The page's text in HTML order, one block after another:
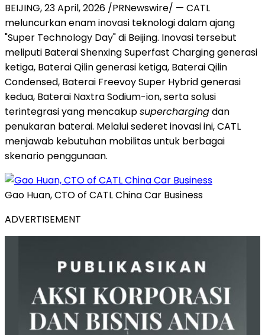
BEIJING,23 April, 2026 /PRNewswire/ — CATL
meluncurkan enam inovasi teknologi dalam ajang
"Super Technology Day" di Beijing. Inovasi tersebut
meliputi Baterai Shenxing Superfast Charging generasi
ketiga, Baterai Qilin generasi ketiga, Baterai Qilin
Condensed, Baterai Freevoy Super Hybrid generasi
kedua, Baterai Naxtra Sodium-ion, serta solusi
terintegrasi yang mencakupsuperchargingdan
penukaran baterai. Melalui sederet inovasi ini, CATL
menjawab kebutuhan mobilitas untuk berbagai
skenario penggunaan.
Gao Huan, CTO of CATL China Car Business
ADVERTISEMENT